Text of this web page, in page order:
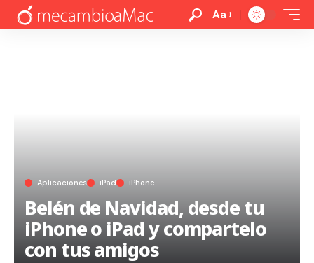
Aa
Aplicaciones iPad iPhone
Belén de Navidad, desde tu
iPhone o iPad y compartelo
con tus amigos